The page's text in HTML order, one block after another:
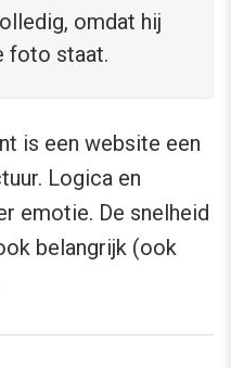
omdat hij
foto staat.
is een website een
Logica en
emotie. De snelheid
belangrijk (ook